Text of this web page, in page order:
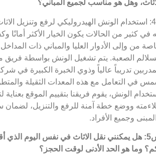
وهل هو مناسب لجميع المباني؟
ج4: استخدام الونش الهيدروليكي لرفع وتنزيل
في كثير من الحالات يكون الخيار الأكثر أمانًا
من وإلى الأدوار العليا والمباني ذات
الصعبة. يتم تشغيل الونش بواسطة فريق
تدريباً عالياً وذوي الخبرة الكبيرة في
في التعامل مع هذه المعدات الثقيلة
الونش، يقوم فريقنا بتقييم الموقع بعناية
ووضع خطة آمنة للرفع والتنزيل، لضمان
وجميع الأفراد.
س5: هل يمكنني نقل الاثاث في نفس اليوم الذي
وما هو الحد الأدنى لوقت الحجز؟